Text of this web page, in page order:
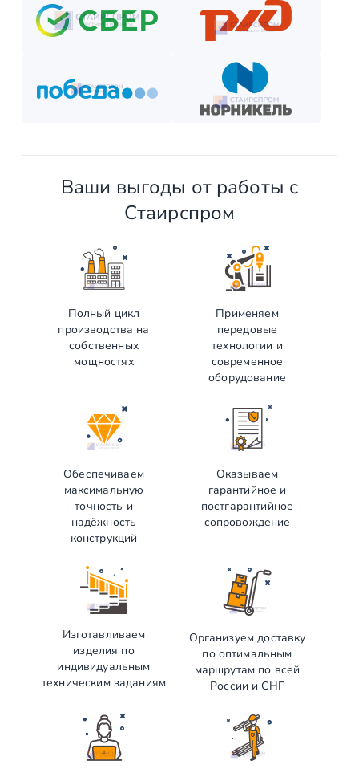
Ваши выгоды от работы с
Стаирспром
Полный цикл
производства на
собственных
мощностях
Применяем
передовые
технологии и
современное
оборудование
Обеспечиваем
максимальную
точность и
надёжность
конструкций
Оказываем
гарантийное и
постгарантийное
сопровождение
Изготавливаем
изделия по
индивидуальным
техническим заданиям
Организуем доставку
по оптимальным
маршрутам по всей
России и СНГ